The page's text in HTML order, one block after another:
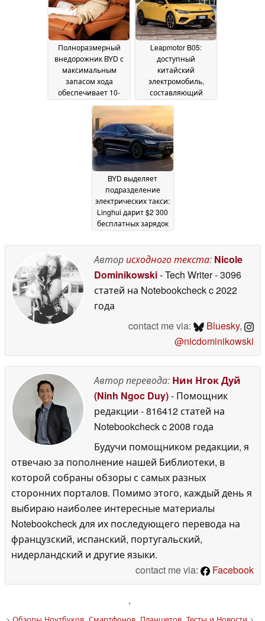
гибридом07 July 2026
Полноразмерный
внедорожник BYD с
максимальным
запасом хода
обеспечивает 10-
минутную зарядку и
возможность
парковки «крабовым
20 June 2026
Leapmotor B05:
доступный
китайский
электромобиль,
составляющий
конкуренцию VW
17 June 2026
BYD выделяет
подразделение
электрических такси:
Linghui дарит $2 300
бесплатных зарядок
Авторисходного текста: Nicole
Dominikowski- Tech Writer- 3096
статей на Notebookcheckc 2022
года
contact me via:
Bluesky,
@nicdominikowski
Автор перевода: Нин Нгок Дуй
(Ninh Ngoc Duy)- Помощник
редакции - 816412 статей на
Notebookcheckc 2008 года
Будучи помощником редакции, я
отвечаю за пополнение нашей Библиотеки, в
которой собраны обзоры с самых разных
сторонних порталов. Помимо этого, каждый день я
выбираю наиболее интересные материалы
Notebookcheck для их последующего перевода на
французский, испанский, португальский,
нидерландский и другие языки.
contact me via:
Facebook
'